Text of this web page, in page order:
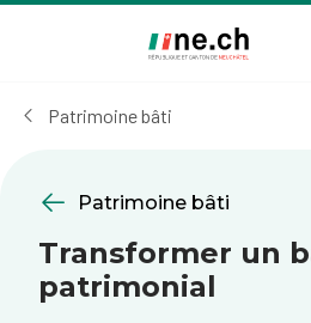
cookies
Patrimoine bâti
Patrimoine bâti
Transformer un
patrimonial